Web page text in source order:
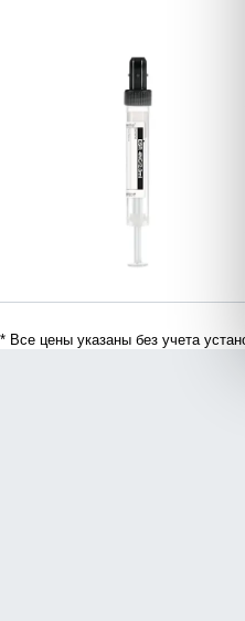
* Все цены указаны без учета